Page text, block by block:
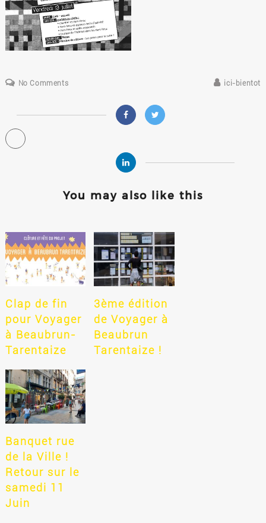
No Comments ici-bientot
You may also like this
Clap de fin
pour Voyager
à Beaubrun-
Tarentaize
3ème édition
de Voyager à
Beaubrun
Tarentaize !
Banquet rue
de la Ville !
Retour sur le
samedi 11
Juin